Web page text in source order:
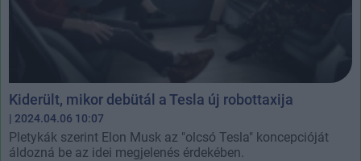
Kiderült, mikor debütál a Tesla új robottaxija
| 2024.04.06 10:07
Pletykák szerint Elon Musk az "olcsó Tesla" koncepcióját
áldozná be az idei megjelenés érdekében.